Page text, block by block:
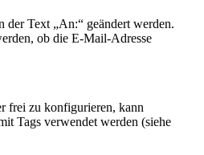
der Text „An:“ geändert werden.
ob die E-Mail-Adresse
frei zu konfigurieren, kann
Tags verwendet werden (siehe